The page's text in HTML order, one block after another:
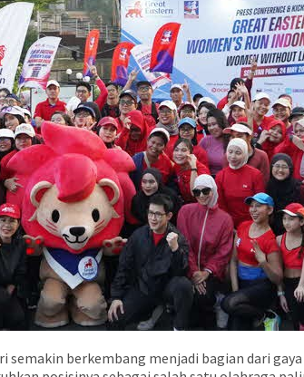
berkembang menjadi bagian dari